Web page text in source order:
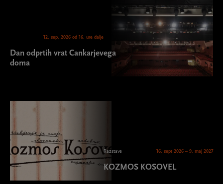
12. sep. 2026 od 16. ure dalje
Dan odprtih vrat Cankarjevega
doma
Razstave 16. sept 2026 – 9. maj 2027
KOZMOS KOSOVEL